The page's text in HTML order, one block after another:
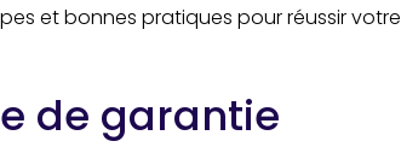
et bonnes pratiques pour réussir votre
de garantie